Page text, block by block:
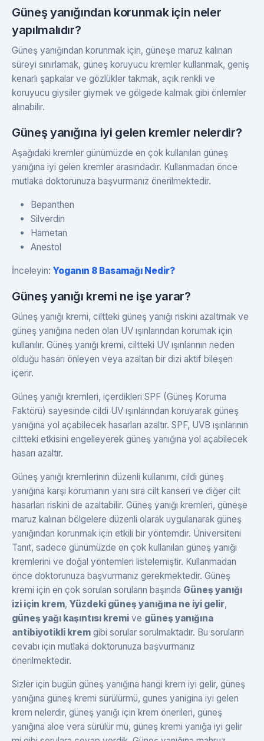
Güneş yanığından korunmak için neler
yapılmalıdır?
Güneş yanığından korunmak için, güneşe maruz kalınan
süreyi sınırlamak, güneş koruyucu kremler kullanmak, geniş
kenarlı şapkalar ve gözlükler takmak, açık renkli ve
koruyucu giysiler giymek ve gölgede kalmak gibi önlemler
alınabilir.
Güneş yanığına iyi gelen kremler nelerdir?
Aşağıdaki kremler günümüzde en çok kullanılan güneş
yanığına iyi gelen kremler arasındadır. Kullanmadan önce
mutlaka doktorunuza başvurmanız önerilmektedir.
Bepanthen
Silverdin
Hametan
Anestol
İnceleyin: Yoganın 8 Basamağı Nedir?
Güneş yanığı kremi ne işe yarar?
Güneş yanığı kremi, ciltteki güneş yanığı riskini azaltmak ve
güneş yanığına neden olan UV ışınlarından korumak için
kullanılır. Güneş yanığı kremi, ciltteki UV ışınlarının neden
olduğu hasarı önleyen veya azaltan bir dizi aktif bileşen
içerir.
Güneş yanığı kremleri, içerdikleri SPF (Güneş Koruma
Faktörü) sayesinde cildi UV ışınlarından koruyarak güneş
yanığına yol açabilecek hasarları azaltır. SPF, UVB ışınlarının
ciltteki etkisini engelleyerek güneş yanığına yol açabilecek
hasarı azaltır.
Güneş yanığı kremlerinin düzenli kullanımı, cildi güneş
yanığına karşı korumanın yanı sıra cilt kanseri ve diğer cilt
hasarları riskini de azaltabilir. Güneş yanığı kremleri, güneşe
maruz kalınan bölgelere düzenli olarak uygulanarak güneş
yanığından korunmak için etkili bir yöntemdir. Üniversiteni
Tanıt, sadece günümüzde en çok kullanılan güneş yanığı
kremlerini ve doğal yöntemleri listelemiştir. Kullanmadan
önce doktorunuza başvurmanız gerekmektedir. Güneş
kremi için en çok sorulan soruların başında Güneş yanığı
izi için krem, Yüzdeki güneş yanığına ne iyi gelir,
güneş yağı kaşıntısı kremi ve güneş yanığına
antibiyotikli krem gibi sorular sorulmaktadır. Bu soruların
cevabı için mutlaka doktorunuza başvurmanız
önerilmektedir.
Sizler için bugün güneş yanığına hangi krem iyi gelir, güneş
yanığına güneş kremi sürülürmü, gunes yanigina iyi gelen
krem nelerdir, güneş yanığı için krem önerileri, güneş
yanığına aloe vera sürülür mü, güneş kremi yanığa iyi gelir